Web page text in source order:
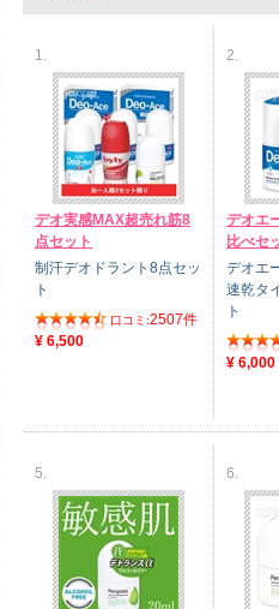
1.
デオ実感MAX超売れ筋8
点セット
制汗デオドラント8点セッ
ト
口コミ:2507件
¥ 6,500
2.
デオエ
比べセ
デオエ
速乾タ
ト
¥ 6,000
5. 6.